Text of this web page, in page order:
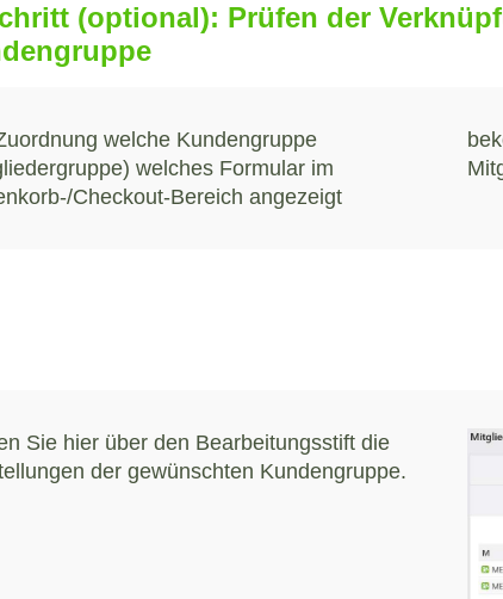
(optional): Prüfen der
welche Kundengruppe
welches Formular im
Checkout-Bereich angezeigt
geht über die Benutzerverwaltung ->
Sie hier über den Bearbeitungsstift die
der gewünschten Kundengruppe.